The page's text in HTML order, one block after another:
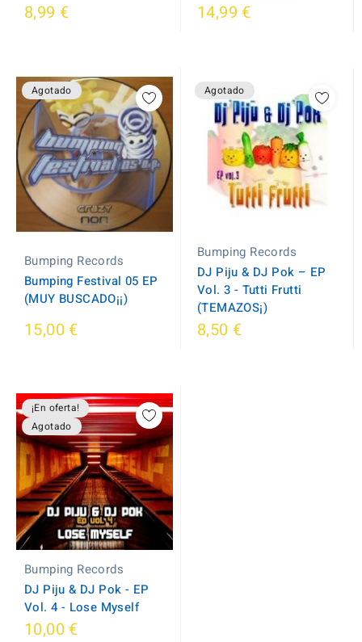
8,99 € 14,99 €
Agotado
Bumping Records
Bumping Festival 05 EP
(MUY BUSCADO¡¡)
15,00 €
Agotado
Bumping Records
DJ Piju & DJ Pok – EP
Vol. 3 - Tutti Frutti
(TEMAZOS¡)
8,50 €
¡En oferta!
Agotado
Bumping Records
DJ Piju & DJ Pok - EP
Vol. 4 - Lose Myself
10,00 €